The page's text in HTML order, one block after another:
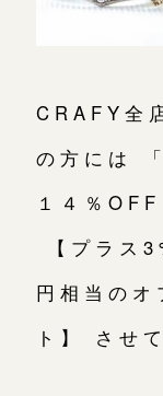
CRAFY全
の方には
１４％
【プラス
円相当のオ
ト】 させ